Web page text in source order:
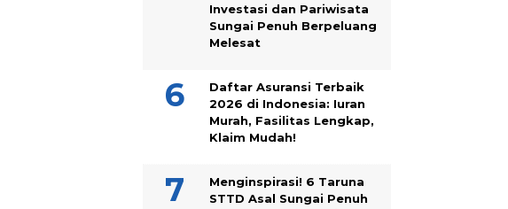
Investasi dan Pariwisata
Sungai Penuh Berpeluang
Melesat
Daftar Asuransi Terbaik
2026 di Indonesia: Iuran
Murah, Fasilitas Lengkap,
Klaim Mudah!
Menginspirasi! 6 Taruna
STTD Asal Sungai Penuh